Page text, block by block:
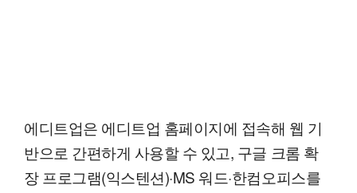
에디트업은 에디트업 홈페이지에 접속해 웹 기
반으로 간편하게 사용할 수 있고, 구글 크롬 확
장 프로그램(익스텐션)·MS 워드·한컴오피스를